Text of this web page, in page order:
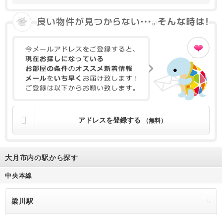
アドレスを登録する （無料）
大月市内の駅から探す
中央本線
梁川駅